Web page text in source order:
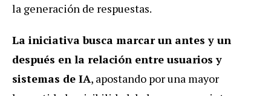
la generación de respuestas.
La iniciativa busca marcar un antes y un
después en la relación entre usuarios y
sistemas de IA, apostando por una mayor